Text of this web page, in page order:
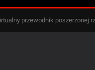
przewodnik poszerzonej